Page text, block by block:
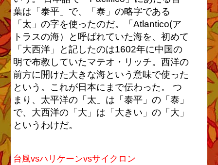
葉は「泰平」で、「泰」の略字である
「太」の字を使ったのだ。「Atlantico(ア
トラスの海）と呼ばれていた海を、初めて
「大西洋」と記したのは1602年に中国の
明で布教していたマテオ・リッチ。西洋の
前方に開けた大きな海という意味で使った
という。これが日本にまで伝わった。 つ
まり、太平洋の「太」は「泰平」の「泰」
で、大西洋の「大」は「大きい」の「大」
というわけだ。
台風vsハリケーンvsサイクロン